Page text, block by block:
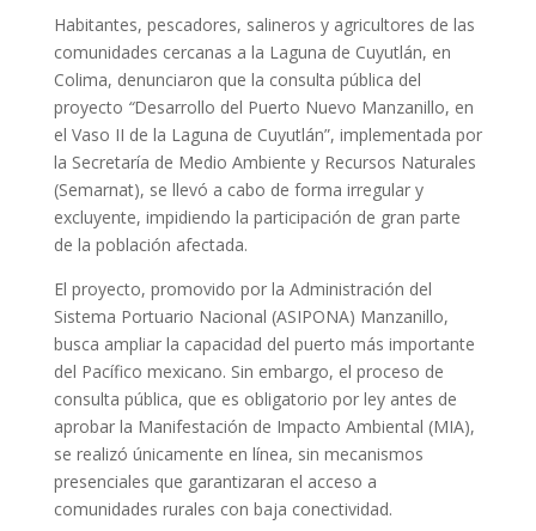
Habitantes, pescadores, salineros y agricultores de las
comunidades cercanas a la Laguna de Cuyutlán, en
Colima, denunciaron que la consulta pública del
proyecto “Desarrollo del Puerto Nuevo Manzanillo, en
el Vaso II de la Laguna de Cuyutlán”, implementada por
la Secretaría de Medio Ambiente y Recursos Naturales
(Semarnat), se llevó a cabo de forma irregular y
excluyente, impidiendo la participación de gran parte
de la población afectada.
El proyecto, promovido por la Administración del
Sistema Portuario Nacional (ASIPONA) Manzanillo,
busca ampliar la capacidad del puerto más importante
del Pacífico mexicano. Sin embargo, el proceso de
consulta pública, que es obligatorio por ley antes de
aprobar la Manifestación de Impacto Ambiental (MIA),
se realizó únicamente en línea, sin mecanismos
presenciales que garantizaran el acceso a
comunidades rurales con baja conectividad.